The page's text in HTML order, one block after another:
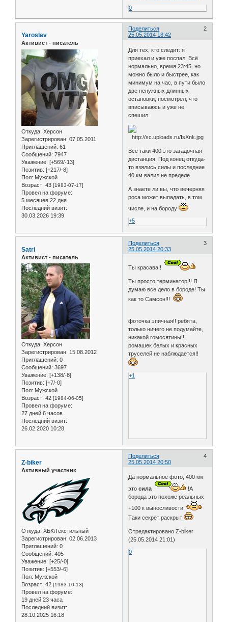
0
Поделиться
2
25.05.2014 18:42
Yaroslav
Активист - писатель
Откуда: Херсон
Зарегистрирован: 07.05.2011
Приглашений: 61
Сообщений: 7947
Уважение: [+569/-13]
Позитив: [+217/-8]
Пол: Мужской
Возраст: 43 [1983-07-17]
Провел на форуме:
5 месяцев 22 дня
Последний визит:
30.03.2026 19:39
Для тех, кто следит: я
приехал и уже поспал. Всё
нормально, время 23:45, но
можно было и быстрее, как
минимум на час, в пути было
две ненужных длинных
остановки, посмотрел, что
вписываюсь и уже не
спешил.
Всё таки 400 это загадочная
дистанция. Под конец откуда-
то взялись силы и последние
40 км валил не пределе.
А знаете ли вы, что вечерняя
роса может выпадать, в том
числе, и на бороду
+5
Поделиться
3
25.05.2014 20:33
Satri
Активист - писатель
Откуда: Херсон
Зарегистрирован: 15.08.2012
Приглашений: 0
Сообщений: 3697
Уважение: [+138/-8]
Позитив: [+7/-0]
Пол: Мужской
Возраст: 42 [1984-06-05]
Провел на форуме:
27 дней 6 часов
Последний визит:
26.02.2020 10:28
Ты красава!!
Ты просто терминатор!!! Я
думаю все дело в бороде! Ты
как то Самсон!!!
фоточка эпичная!! ребята,
только ничего не подумайте,
никакой гомосятины!!!
ромашек белых и красных
труселей не наблюдается!!
+1
Поделиться
4
25.05.2014 20:50
Z-biker
Активный участник
Откуда: ХБК\Текстильный
Зарегистрирован: 02.06.2013
Приглашений: 0
Сообщений: 405
Уважение: [+25/-0]
Позитив: [+553/-6]
Пол: Мужской
Возраст: 42 [1983-10-13]
Провел на форуме:
19 дней 23 часа
Последний визит:
28.10.2025 16:18
Да нормальное фото, 400 км
этосила
!А
борода это похоже реальных
+100 к выносливости!
Таки секрет раскрыт
Отредактировано Z-biker
(25.05.2014 21:01)
0